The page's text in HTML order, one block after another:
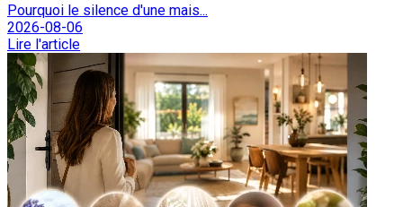
Pourquoi le silence d'une mais...
2026-08-06
Lire l'article